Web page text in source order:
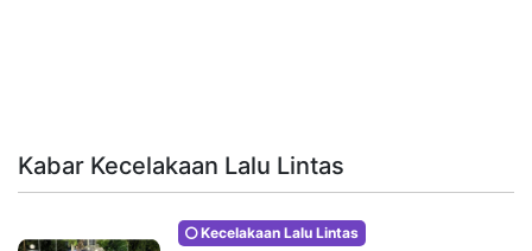
Kabar Kecelakaan Lalu Lintas
Kecelakaan Lalu Lintas